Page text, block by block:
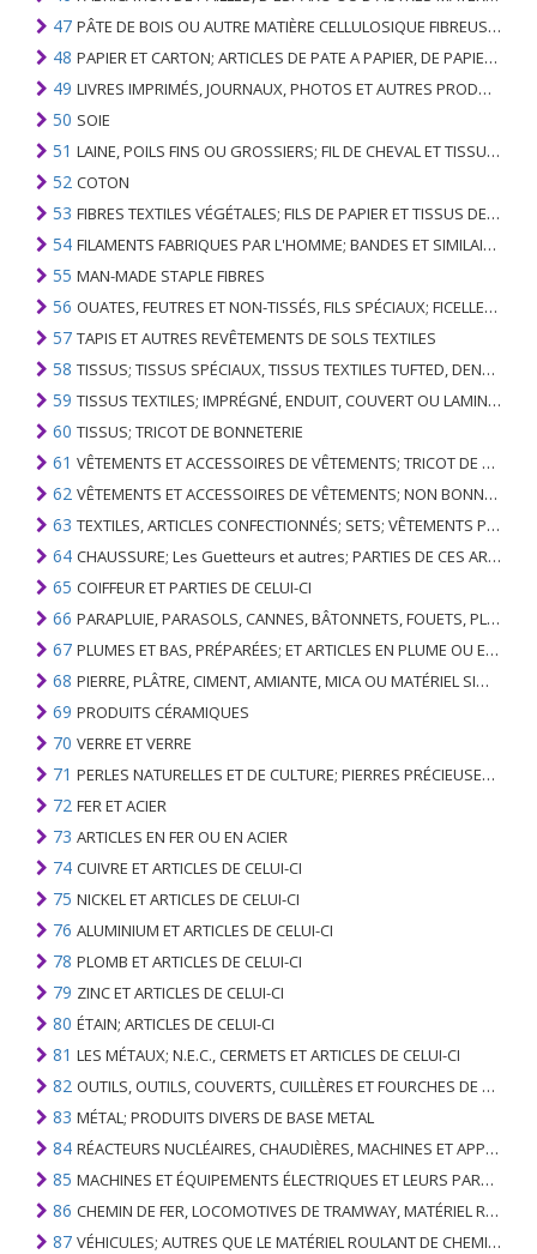
47 PÂTE DE BOIS OU AUTRE MATIÈRE CELLULOSIQUE FIBREUSE; PAPIER OU CARTON RÉCUPÉRÉ (DÉCHETS ET DÉCHETS)
48 PAPIER ET CARTON; ARTICLES DE PATE A PAPIER, DE PAPIER OU DE CARTON
49 LIVRES IMPRIMÉS, JOURNAUX, PHOTOS ET AUTRES PRODUITS DE L'INDUSTRIE DE L'IMPRIMERIE; MANUSCRITS, TYPESCRIPTS ET PLANS
50 SOIE
51 LAINE, POILS FINS OU GROSSIERS; FIL DE CHEVAL ET TISSU TISSÉ
52 COTON
53 FIBRES TEXTILES VÉGÉTALES; FILS DE PAPIER ET TISSUS DE FILS DE PAPIER
54 FILAMENTS FABRIQUES PAR L'HOMME; BANDES ET SIMILAIRES DE MATIERES TEXTILES SYNTHETIQUES
55 MAN-MADE STAPLE FIBRES
56 OUATES, FEUTRES ET NON-TISSÉS, FILS SPÉCIAUX; FICELLES, CORDES, CORDES, CÂBLES ET ARTICLES ASSOCIÉS
57 TAPIS ET AUTRES REVÊTEMENTS DE SOLS TEXTILES
58 TISSUS; TISSUS SPÉCIAUX, TISSUS TEXTILES TUFTED, DENTELLE, TAPISSERIES, GARNITURES, BRODERIES
59 TISSUS TEXTILES; IMPRÉGNÉ, ENDUIT, COUVERT OU LAMINÉ; ARTICLES TEXTILES D'UN TYPE ADAPTÉ À L'USAGE INDUSTRIEL
60 TISSUS; TRICOT DE BONNETERIE
61 VÊTEMENTS ET ACCESSOIRES DE VÊTEMENTS; TRICOT DE BONNETERIE
62 VÊTEMENTS ET ACCESSOIRES DE VÊTEMENTS; NON BONNETERIE
63 TEXTILES, ARTICLES CONFECTIONNÉS; SETS; VÊTEMENTS PORTÉS ET ARTICLES TEXTILES USÉS; RAGS
64 CHAUSSURE; Les Guetteurs et autres; PARTIES DE CES ARTICLES
65 COIFFEUR ET PARTIES DE CELUI-CI
66 PARAPLUIE, PARASOLS, CANNES, BÂTONNETS, FOUETS, PLANTES DE CONDUITE; ET LEURS PARTIES
67 PLUMES ET BAS, PRÉPARÉES; ET ARTICLES EN PLUME OU EN BAS; FLEURS ARTIFICIELLES; ARTICLES DE CHEVEUX HUMAINS
68 PIERRE, PLÂTRE, CIMENT, AMIANTE, MICA OU MATÉRIEL SIMILAIRE; ARTICLES DE CELUI-CI
69 PRODUITS CÉRAMIQUES
70 VERRE ET VERRE
71 PERLES NATURELLES ET DE CULTURE; PIERRES PRÉCIEUSES, SEMI-PRÉCIEUSES; MÉTAUX PRÉCIEUX, PLAQUÉS OU DOUBLÉS DE MÉTAUX PRÉCIEUX ET OUVRAGES EN CES MATIÈRES; IMITATION BIJOUTERIE; PIÈCE DE MONNAIE
72 FER ET ACIER
73 ARTICLES EN FER OU EN ACIER
74 CUIVRE ET ARTICLES DE CELUI-CI
75 NICKEL ET ARTICLES DE CELUI-CI
76 ALUMINIUM ET ARTICLES DE CELUI-CI
78 PLOMB ET ARTICLES DE CELUI-CI
79 ZINC ET ARTICLES DE CELUI-CI
80 ÉTAIN; ARTICLES DE CELUI-CI
81 LES MÉTAUX; N.E.C., CERMETS ET ARTICLES DE CELUI-CI
82 OUTILS, OUTILS, COUVERTS, CUILLÈRES ET FOURCHES DE MÉTAUX DE BASE; PARTIES DE CELLES-CI, EN METAL DE BASE
83 MÉTAL; PRODUITS DIVERS DE BASE METAL
84 RÉACTEURS NUCLÉAIRES, CHAUDIÈRES, MACHINES ET APPAREILS MÉCANIQUES; PARTIES DE CELLES-CI
85 MACHINES ET ÉQUIPEMENTS ÉLECTRIQUES ET LEURS PARTIES; ENREGISTREURS ET REPRODUCTEURS SONORES; APPAREILS D'ENREGISTREMENT OU DE REPRODUCTION DES IMAGES ET DU SON EN TÉLÉVISION, PIÈCES ET ACCESSOIRES DE TELS ARTICLES
86 CHEMIN DE FER, LOCOMOTIVES DE TRAMWAY, MATÉRIEL ROULANT ET LEURS PARTIES; RACCORDS DE CHEMIN DE FER OU DE TRAMWAY ET RACCORDS ET PIÈCES DE CELLES-CI; ÉQUIPEMENT DE SIGNALISATION DE TRAFIC MÉCANIQUE (Y COMPRIS ÉLECTRO-MÉCANIQUE) DE TOUS TYPES
87 VÉHICULES; AUTRES QUE LE MATÉRIEL ROULANT DE CHEMIN DE FER OU DE TRAMWAY, ET LEURS PIÈCES ET ACCESSOIRES